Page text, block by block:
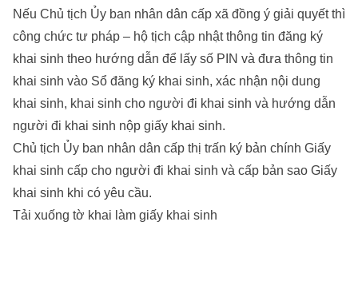
Nếu Chủ tịch Ủy ban nhân dân cấp xã đồng ý giải quyết thì
công chức tư pháp – hộ tịch cập nhật thông tin đăng ký
khai sinh theo hướng dẫn để lấy số PIN và đưa thông tin
khai sinh vào Sổ đăng ký khai sinh, xác nhận nội dung
khai sinh, khai sinh cho người đi khai sinh và hướng dẫn
người đi khai sinh nộp giấy khai sinh.
Chủ tịch Ủy ban nhân dân cấp thị trấn ký bản chính Giấy
khai sinh cấp cho người đi khai sinh và cấp bản sao Giấy
khai sinh khi có yêu cầu.
Tải xuống tờ khai làm giấy khai sinh